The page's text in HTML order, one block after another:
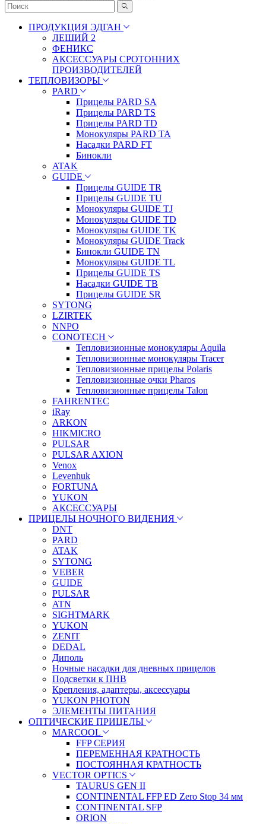
ПРОДУКЦИЯ ЭДГАН
ЛЕШИЙ 2
ФЕНИКС
АКСЕССУАРЫ СРОТОННИХ
ПРОИЗВОДИТЕЛЕЙ
ТЕПЛОВИЗОРЫ
PARD
Прицелы PARD SA
Прицелы PARD TS
Прицелы PARD TD
Монокуляры PARD TA
Насадки PARD FT
Бинокли
ATAK
GUIDE
Прицелы GUIDE TR
Прицелы GUIDE TU
Монокуляры GUIDE TJ
Монокуляры GUIDE TD
Монокуляры GUIDE TK
Монокуляры GUIDE Track
Бинокли GUIDE TN
Монокуляры GUIDE TL
Прицелы GUIDE TS
Насадки GUIDE TB
Прицелы GUIDE SR
SYTONG
LZIRTEK
NNPO
CONOTECH
Тепловизионные монокуляры Aquila
Тепловизионные монокуляры Tracer
Тепловизионные прицелы Polaris
Тепловизионные очки Pharos
Тепловизионные прицелы Talon
FAHRENTEC
iRay
ARKON
HIKMICRO
PULSAR
PULSAR AXION
Venox
Levenhuk
FORTUNA
YUKON
АКСЕССУАРЫ
ПРИЦЕЛЫ НОЧНОГО ВИДЕНИЯ
DNT
PARD
ATAK
SYTONG
VEBER
GUIDE
PULSAR
ATN
SIGHTMARK
YUKON
ZENIT
DEDAL
Диполь
Ночные насадки для дневных прицелов
Подсветки к ПНВ
Крепления, адаптеры, аксессуары
YUKON PHOTON
ЭЛЕМЕНТЫ ПИТАНИЯ
ОПТИЧЕСКИЕ ПРИЦЕЛЫ
MARCOOL
FFP СЕРИЯ
ПЕРЕМЕННАЯ КРАТНОСТЬ
ПОСТОЯННАЯ КРАТНОСТЬ
VECTOR OPTICS
TAURUS GEN II
CONTINENTAL FFP ED Zero Stop 34 мм
CONTINENTAL SFP
ORION